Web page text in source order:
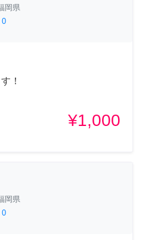
岡県
0
！
¥1,000
岡県
0